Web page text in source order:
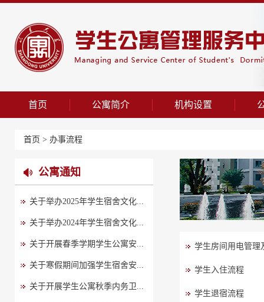
首页 公寓简介 机构设置
首页 > 办事流程
公寓通知
关于举办2025年学生宿舍文化...
关于举办2024年学生宿舍文化...
关于开展春季学期学生公寓安...
关于寒假期间加强学生宿舍安...
关于开展学生公寓秋季内务卫...
学生房间用电管理
学生入住流程
学生退宿流程